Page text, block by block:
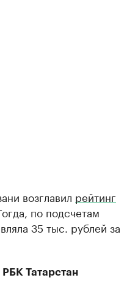
возглавил рейтинг
по подсчетам
35 тыс. рублей за
РБК Татарстан